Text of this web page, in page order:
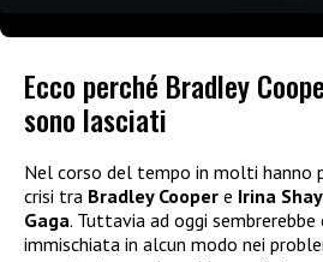
Ecco perché Bradley
sono lasciati
Nel corso del tempo in molti hanno
crisi tra Bradley Cooper e Irina
Gaga. Tuttavia ad oggi
immischiata in alcun modo nei